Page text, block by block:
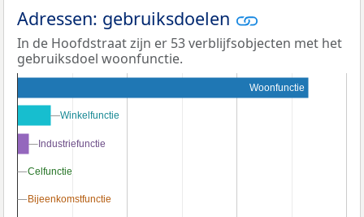
Adressen: gebruiksdoelen
In de Hoofdstraat zijn er 53 verblijfsobjecten met het
gebruiksdoel woonfunctie.
Woonfunctie
Winkelfunctie
Winkelfunctie
Industriefunctie
Industriefunctie
Celfunctie
Celfunctie
Bijeenkomstfunctie
Bijeenkomstfunctie